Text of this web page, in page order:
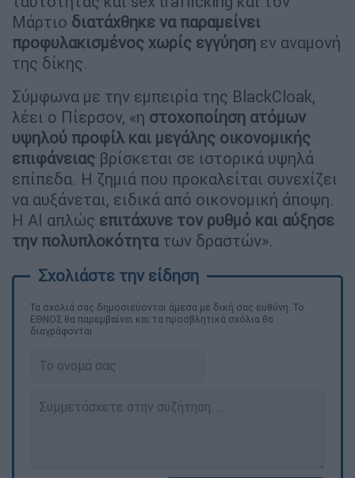
Μάρτιο διατάχθηκε να παραμείνει
προφυλακισμένος χωρίς εγγύηση εν αναμονή
της δίκης.
Σύμφωνα με την εμπειρία της BlackCloak,
λέει ο Πίερσον, «η στοχοποίηση ατόμων
υψηλού προφίλ και μεγάλης οικονομικής
επιφάνειας βρίσκεται σε ιστορικά υψηλά
επίπεδα. Η ζημιά που προκαλείται συνεχίζει
να αυξάνεται, ειδικά από οικονομική άποψη.
Η AI απλώς επιτάχυνε τον ρυθμό και αύξησε
την πολυπλοκότητατων δραστών».
Τα σχολιά σας δημοσιεύονται άμεσα με δική σας ευθύνη. Το
ΕΘΝΟΣ θα παρεμβαίνει και τα προσβλητικά σχόλια θα
διαγράφονται